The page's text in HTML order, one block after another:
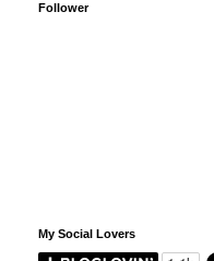
Follower
My Social Lovers